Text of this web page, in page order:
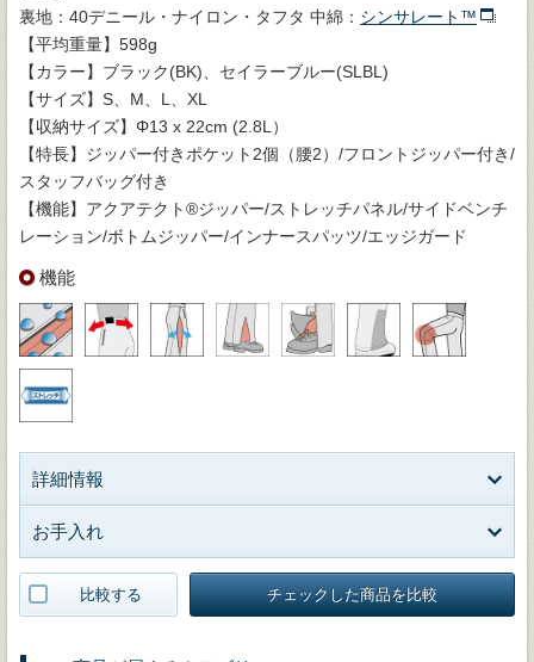
裏地：40デニール・ナイロン・タフタ 中綿： シンサレート™
【平均重量】598g
【カラー】ブラック(BK)、セイラーブルー(SLBL)
【サイズ】S、M、L、XL
【収納サイズ】Φ13 x 22cm (2.8L）
【特長】ジッパー付きポケット2個（腰2）/フロントジッパー付き/
スタッフバッグ付き
【機能】アクアテクト®ジッパー/ストレッチパネル/サイドベンチ
レーション/ボトムジッパー/インナースパッツ/エッジガード
機能
詳細情報
お手入れ
比較する チェックした商品を比較